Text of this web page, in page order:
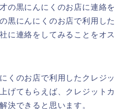
の黒にんにくのお店に連絡を
黒にんにくのお店で利用した
に連絡をしてみることをオス
くのお店で利用したクレジッ
げてもらえば、クレジットカ
決できると思います。